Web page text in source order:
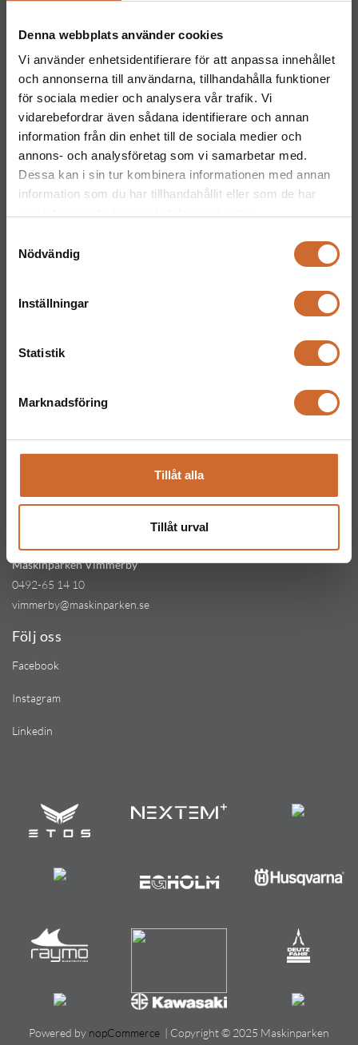
Denna webbplats använder cookies
Vi använder enhetsidentifierare för att anpassa innehållet
och annonserna till användarna, tillhandahålla funktioner
för sociala medier och analysera vår trafik. Vi
vidarebefordrar även sådana identifierare och annan
information från din enhet till de sociala medier och
annons- och analysföretag som vi samarbetar med.
Dessa kan i sin tur kombinera informationen med annan
information som du har tillhandahållit eller som de har
Nödvändig
Inställningar
Statistik
Marknadsföring
Tillåt alla
Tillåt urval
malmo@maskinparken.se
Maskinparken Uppsala
Maskinparken Västerås
021-81 11 70
vasteras@maskinparken.se
Maskinparken Halmstad
035-202 30 30
Kontakt
karlstad@maskinparken.se
Maskinparken Kinna
0142-800 40
mjolby@maskinparken.se
Maskinparken Vimmerby
0492-65 14 10
vimmerby@maskinparken.se
Följ oss
Facebook
Instagram
Linkedin
Powered by nopCommerce | Copyright © 2025 Maskinparken